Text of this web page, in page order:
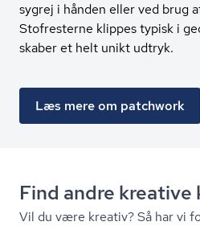
sygrej i hånden eller ved brug
Stofresterne klippes typisk i
skaber et helt unikt udtryk.
Læs mere om patchwork
Find andre
Vil du være kreativ? Så har vi